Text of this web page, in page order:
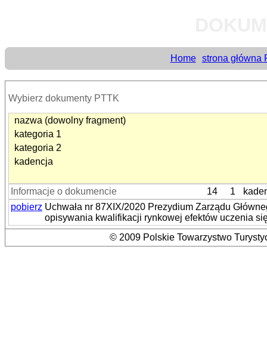
Home strona główna
Wybierz dokumenty PTTK
nazwa (dowolny fragment)
kategoria 1
kategoria 2
kadencja
Informacje o dokumencie 14 1
pobierz Uchwała nr 87XIX/2020 Prezydium Zarządu
opisywania kwalifikacji rynkowej efektów uczenia
© 2009 Polskie Towarzystwo